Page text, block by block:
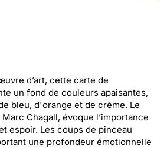
d’art, cette carte de
un fond de couleurs apaisantes,
bleu, d'orange et de crème. Le
Chagall, évoque l’importance
espoir. Les coups de pinceau
une profondeur émotionnelle